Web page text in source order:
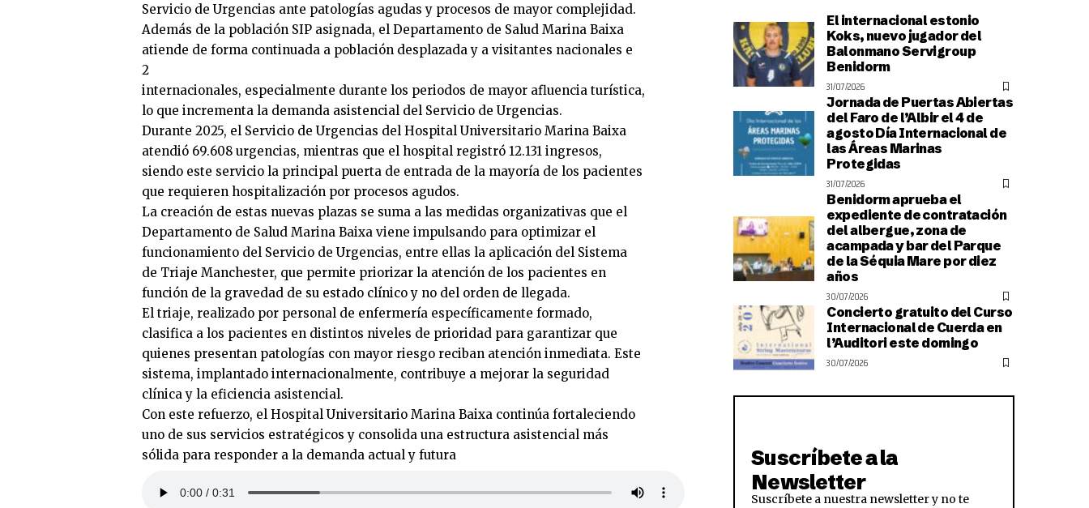
Servicio de Urgencias ante patologías agudas y procesos de mayor complejidad.
Además de la población SIP asignada, el Departamento de Salud Marina Baixa
atiende de forma continuada a población desplazada y a visitantes nacionales e
2
internacionales, especialmente durante los periodos de mayor afluencia turística,
lo que incrementa la demanda asistencial del Servicio de Urgencias.
Durante 2025, el Servicio de Urgencias del Hospital Universitario Marina Baixa
atendió 69.608 urgencias, mientras que el hospital registró 12.131 ingresos,
siendo este servicio la principal puerta de entrada de la mayoría de los pacientes
que requieren hospitalización por procesos agudos.
La creación de estas nuevas plazas se suma a las medidas organizativas que el
Departamento de Salud Marina Baixa viene impulsando para optimizar el
funcionamiento del Servicio de Urgencias, entre ellas la aplicación del Sistema
de Triaje Manchester, que permite priorizar la atención de los pacientes en
función de la gravedad de su estado clínico y no del orden de llegada.
El triaje, realizado por personal de enfermería específicamente formado,
clasifica a los pacientes en distintos niveles de prioridad para garantizar que
quienes presentan patologías con mayor riesgo reciban atención inmediata. Este
sistema, implantado internacionalmente, contribuye a mejorar la seguridad
clínica y la eficiencia asistencial.
Con este refuerzo, el Hospital Universitario Marina Baixa continúa fortaleciendo
uno de sus servicios estratégicos y consolida una estructura asistencial más
sólida para responder a la demanda actual y futura
El internacional estonio
Koks, nuevo jugador del
Balonmano Servigroup
Benidorm
31/07/2026
Jornada de Puertas Abiertas
del Faro de l’Albir el 4 de
agosto Día Internacional de
las Áreas Marinas
Protegidas
31/07/2026
Benidorm aprueba el
expediente de contratación
del albergue, zona de
acampada y bar del Parque
de la Séquia Mare por diez
años
30/07/2026
Concierto gratuito del Curso
Internacional de Cuerda en
l’Auditori este domingo
30/07/2026
Suscríbete a la
Newsletter
Suscríbete a nuestra newsletter y no te